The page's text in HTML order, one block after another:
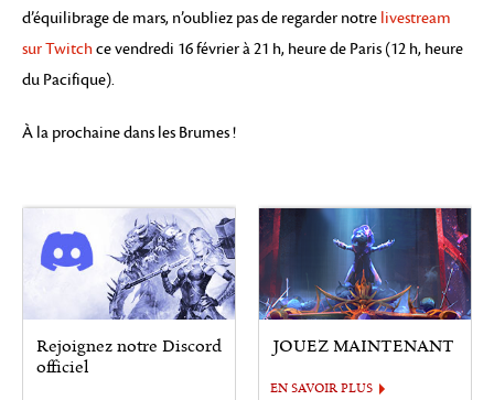
d’équilibrage de mars, n’oubliez pas de regarder notre livestream
sur Twitchce vendredi 16 février à 21 h, heure de Paris (12 h, heure
du Pacifique).
À la prochaine dans les Brumes !
Rejoignez notre Discord
officiel
JOUEZ MAINTENANT
EN SAVOIR PLUS